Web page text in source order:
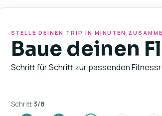
STELLE DEINEN TRIP IN MINUTEN
Baue deinen
Schritt für Schritt zur passenden
Schritt3/8